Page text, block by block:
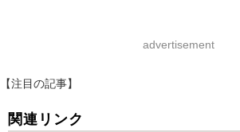
advertisement
【注目の記事】
関連リンク